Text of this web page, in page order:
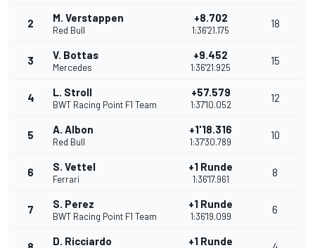
2 M. Verstappen
Red Bull
+8.702
1:36'21.175
18
3 V. Bottas
Mercedes
+9.452
1:36'21.925
15
4 L. Stroll
BWT Racing Point F1 Team
+57.579
1:37'10.052
12
5 A. Albon
Red Bull
+1'18.316
1:37'30.789
10
6 S. Vettel
Ferrari
+1 Runde
1:36'17.961
8
7 S. Perez
BWT Racing Point F1 Team
+1 Runde
1:36'19.099
6
D. Ricciardo +1 Runde